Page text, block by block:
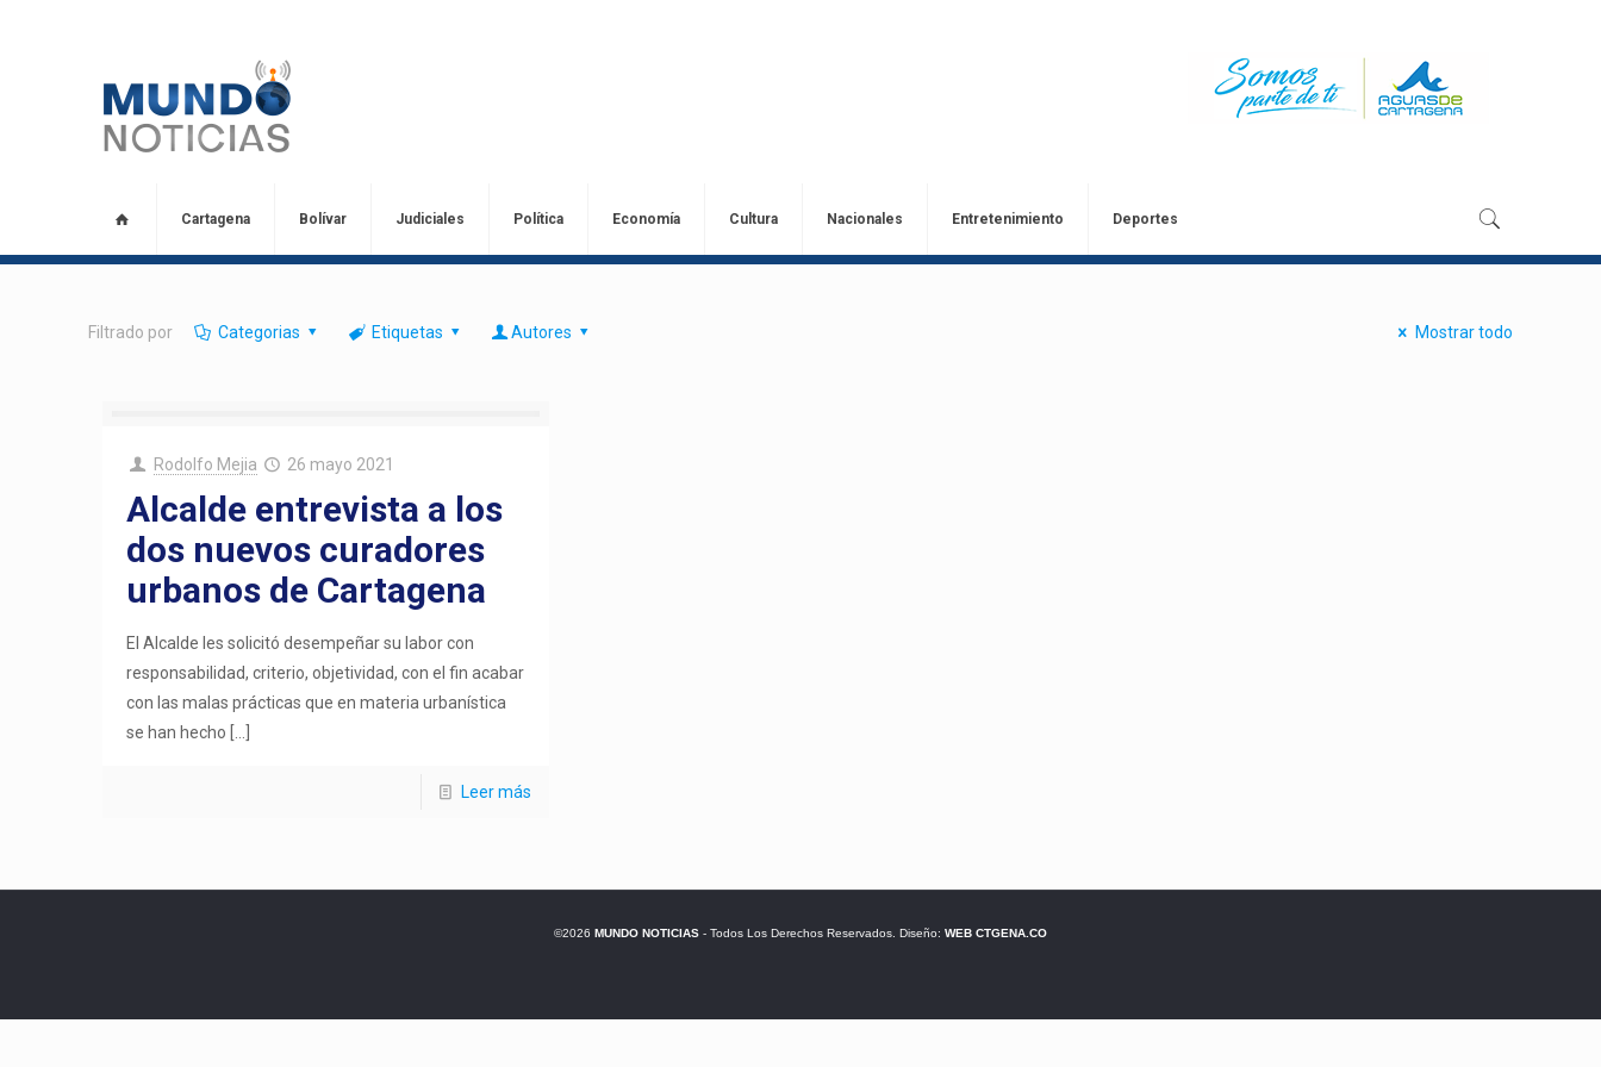
Cartagena Bolívar Judiciales Política Economía Cultura Nacionales Entretenimiento Deportes
Filtrado por Categorias Etiquetas Autores Mostrar todo
Rodolfo Mejia 26 mayo 2021
Alcalde entrevista a los
dos nuevos curadores
urbanos de Cartagena
El Alcalde les solicitó desempeñar su labor con
responsabilidad, criterio, objetividad, con el fin acabar
con las malas prácticas que en materia urbanística
se han hecho
Leer más
©2026 MUNDO NOTICIAS- Todos Los Derechos Reservados. Diseño: WEB CTGENA.CO